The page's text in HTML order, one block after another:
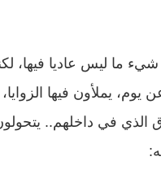
ما ليس عاديا فيها،
يملأون فيها الزوايا،
الذي في داخلهم..